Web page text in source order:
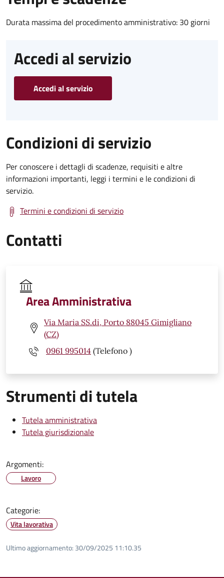
Durata massima del procedimento amministrativo: 30 giorni
Accedi al servizio
Accedi al servizio
Condizioni di servizio
Per conoscere i dettagli di scadenze, requisiti e altre
informazioni importanti, leggi i termini e le condizioni di
servizio.
Termini e condizioni di servizio
Contatti
Area Amministrativa
Via Maria SS.di, Porto 88045 Gimigliano
(CZ)
0961 995014 (Telefono )
Strumenti di tutela
Tutela amministrativa
Tutela giurisdizionale
Argomenti:
Lavoro
Categorie:
Vita lavorativa
Ultimo aggiornamento: 30/09/2025 11:10.35